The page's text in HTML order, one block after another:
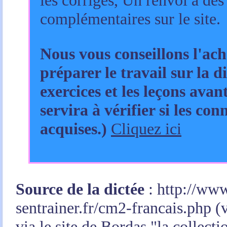
complémentaires sur le site.
Nous vous conseillons
préparer le travail sur la
exercices et les leçons
servira à vérifier si les
acquises.) Cliquez ici
Source de la dictée : http://
sentrainer.fr/cm2-francais.php